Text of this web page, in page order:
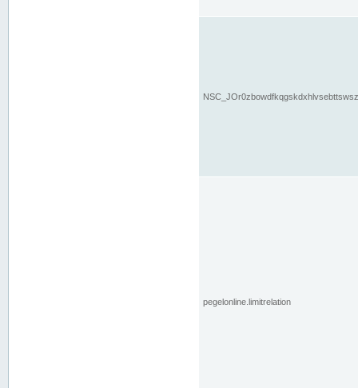
pegelonline.limitrelation